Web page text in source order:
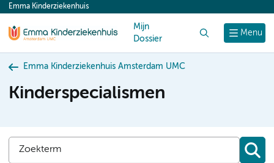
content
Menu
Emma Kinderziekenhuis
Mijn
Dossier
Emma Kinderziekenhuis Amsterdam UMC
Kinderspecialismen